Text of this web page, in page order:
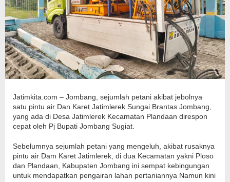
Jatimkita.com – Jombang, sejumlah petani akibat jebolnya
satu pintu air Dan Karet Jatimlerek Sungai Brantas Jombang,
yang ada di Desa Jatimlerek Kecamatan Plandaan direspon
cepat oleh Pj Bupati Jombang Sugiat.
Sebelumnya sejumlah petani yang mengeluh, akibat rusaknya
pintu air Dam Karet Jatimlerek, di dua Kecamatan yakni Ploso
dan Plandaan, Kabupaten Jombang ini sempat kebingungan
untuk mendapatkan pengairan lahan pertaniannya Namun kini